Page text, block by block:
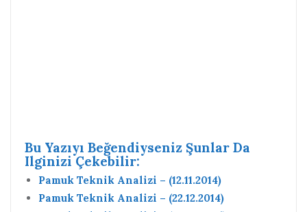
Bu Yazıyı Beğendiyseniz Şunlar Da
Ilginizi Çekebilir:
Pamuk Teknik Analizi – (12.11.2014)
Pamuk Teknik Analizi – (22.12.2014)